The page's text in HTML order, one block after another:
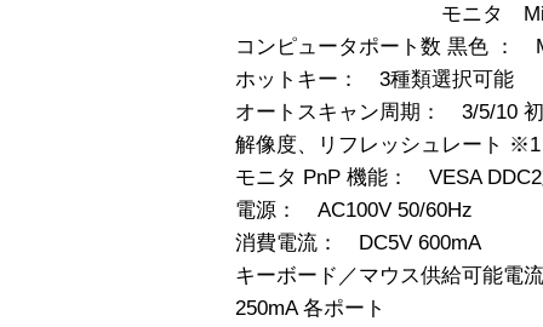
モニタ Mini D-SUB
コンピュータポート数 黒色 ：
ホットキー： 3種類選択可能
オートスキャン周期： 3/5/10
解像度、リフレッシュレート
モニタ PnP 機能： VESA
電源： AC100V 50/60Hz
消費電流： DC5V 600mA
キーボード／マウス供給可能電
250mA 各ポート